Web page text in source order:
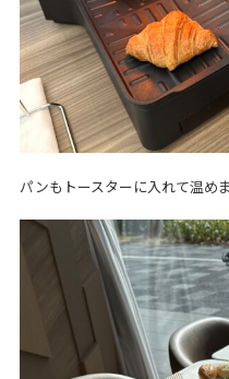
パンもトースターに入れて温め